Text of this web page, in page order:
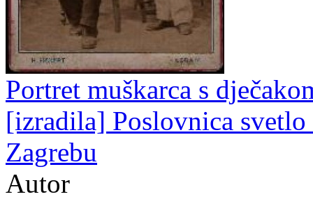
Portret muškarca s
[izradila] Poslovnica
Zagrebu
Autor